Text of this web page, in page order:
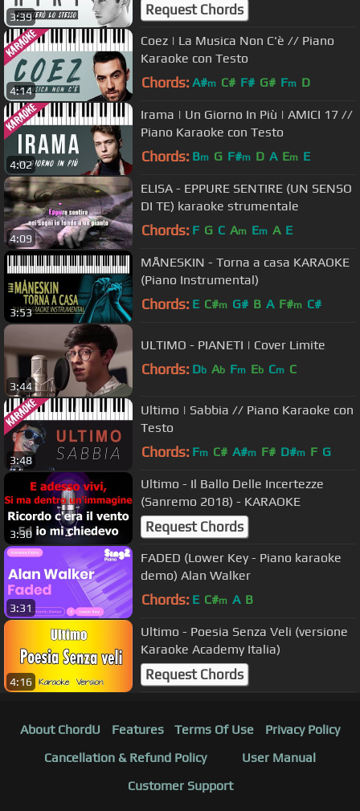
3:39 Request Chords
4:14
Coez | La Musica Non C'è // Piano
Karaoke con Testo
Chords: A#m C# F# G# Fm D
4:02
Irama | Un Giorno In Più | AMICI 17 //
Piano Karaoke con Testo
Chords: Bm G F#m D A Em E
4:09
ELISA - EPPURE SENTIRE (UN SENSO
DI TE) karaoke strumentale
Chords: F G C Am Em A E
3:53
MÅNESKIN - Torna a casa KARAOKE
(Piano Instrumental)
Chords: E C#m G# B A F#m C#
3:44
ULTIMO - PIANETI | Cover Limite
Chords: Db Ab Fm Eb Cm C
3:48
Ultimo | Sabbia // Piano Karaoke con
Testo
Chords: Fm C# A#m F# D#m F G
3:30
Ultimo - Il Ballo Delle Incertezze
(Sanremo 2018) - KARAOKE
Request Chords
3:31
FADED (Lower Key - Piano karaoke
demo) Alan Walker
Chords: E C#m A B
4:16
Ultimo - Poesia Senza Veli (versione
Karaoke Academy Italia)
Request Chords
About ChordU Features Terms Of Use
Privacy Policy
Cancellation & Refund Policy
User Manual
Customer Support